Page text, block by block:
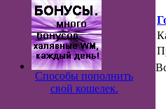
Способы пополнить
свой кошелек.